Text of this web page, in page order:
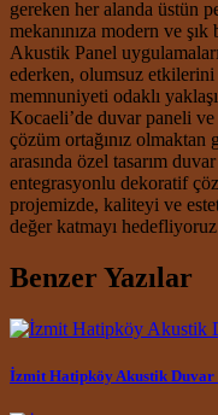
gereken her alanda üstün
mekanınıza modern ve
Akustik Panel
ederken, olumsuz
memnuniyeti odaklı
Kocaeli’de duvar paneli
çözüm ortağınız
arasında özel tasarım
entegrasyonlu dekoratif
projemizde, kaliteyi ve
değer katmayı
Benzer Yazılar
İzmit Hatipköy Akustik Duvar